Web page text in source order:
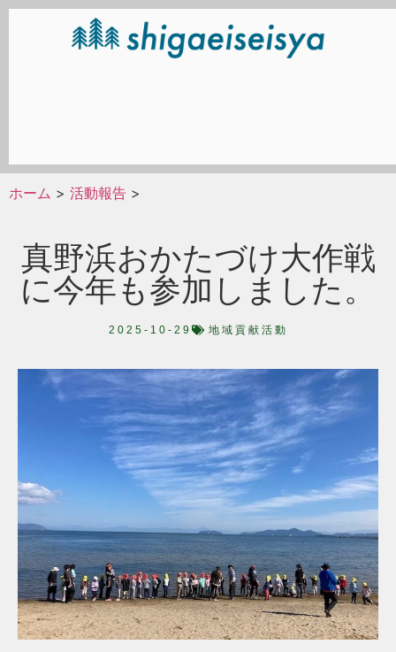
ホーム > 活動報告 >
真野浜おかたづけ大作戦
に今年も参加しました。
2025-10-29 地域貢献活動